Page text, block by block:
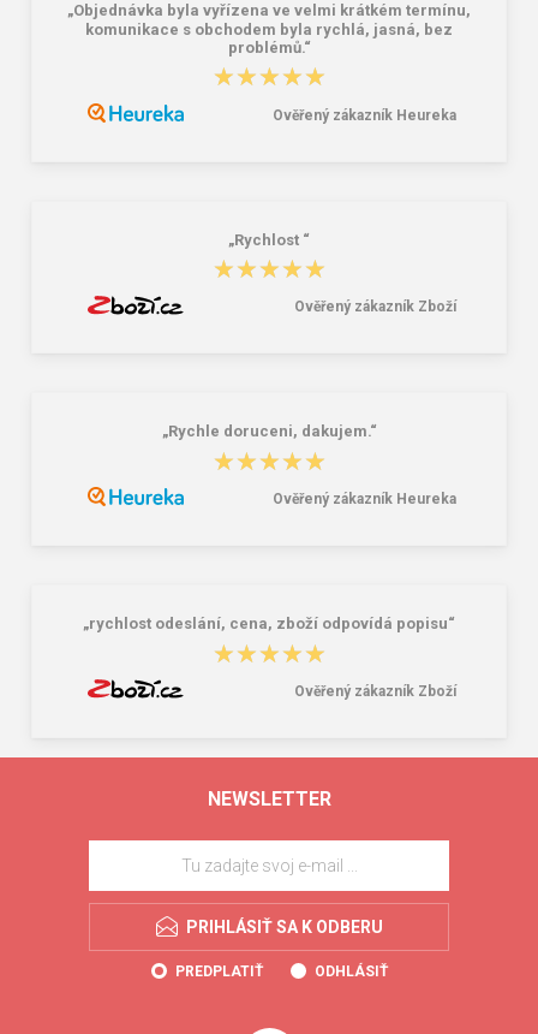
BEFADO 159D137 dámské pěnové
BEFADO 235D215 HOME GO
„Objednávka byla vyřízena ve velmi krátkém termínu,
komunikace s obchodem byla rychlá, jasná, bez
problémů.“
★★★★★
★★★★★
Ověřený zákazník Heureka
„Rychlost “
★★★★★
★★★★★
Ověřený zákazník Zboží
„Rychle doruceni, dakujem.“
★★★★★
★★★★★
Ověřený zákazník Heureka
„rychlost odeslání, cena, zboží odpovídá popisu“
★★★★★
★★★★★
Ověřený zákazník Zboží
NEWSLETTER
PRIHLÁSIŤ SA K ODBERU
PREDPLATIŤ ODHLÁSIŤ